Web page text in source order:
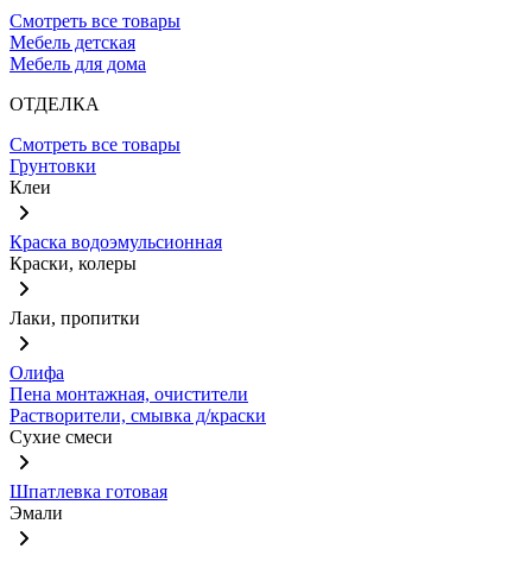
Смотреть все товары
Мебель детская
Мебель для дома
ОТДЕЛКА
Смотреть все товары
Грунтовки
Клеи
Краска водоэмульсионная
Краски, колеры
Лаки, пропитки
Олифа
Пена монтажная, очистители
Растворители, смывка д/краски
Сухие смеси
Шпатлевка готовая
Эмали